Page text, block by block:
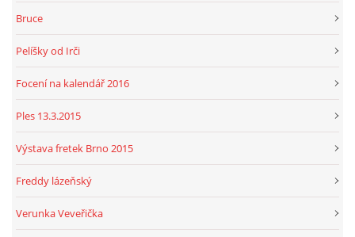
Bruce
Pelíšky od Irči
Focení na kalendář 2016
Ples 13.3.2015
Výstava fretek Brno 2015
Freddy lázeňský
Verunka Veveřička